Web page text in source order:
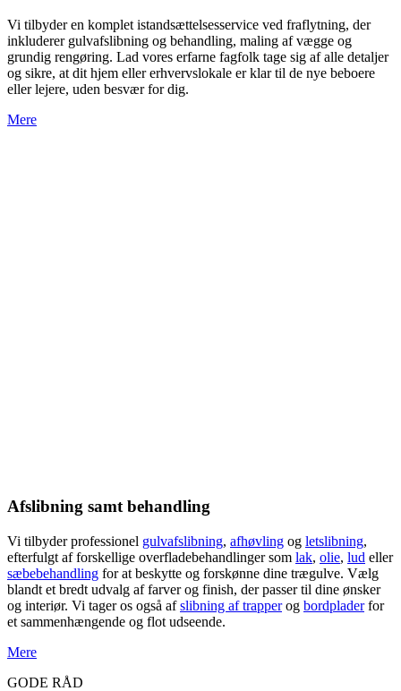
Vi tilbyder en komplet istandsættelsesservice ved fraflytning, der
inkluderer gulvafslibning og behandling, maling af vægge og
grundig rengøring. Lad vores erfarne fagfolk tage sig af alle detaljer
og sikre, at dit hjem eller erhvervslokale er klar til de nye beboere
eller lejere, uden besvær for dig.
Mere
Afslibning samt behandling
Vi tilbyder professionel gulvafslibning, afhøvling og letslibning,
efterfulgt af forskellige overfladebehandlinger som lak, olie, lud eller
sæbebehandling for at beskytte og forskønne dine trægulve. Vælg
blandt et bredt udvalg af farver og finish, der passer til dine ønsker
og interiør. Vi tager os også afslibning af trapperog bordpladerfor
et sammenhængende og flot udseende.
Mere
GODE RÅD